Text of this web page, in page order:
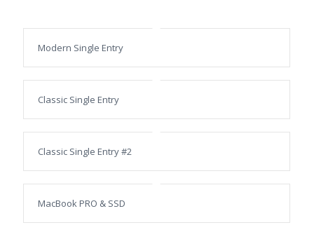
Modern Single Entry
Classic Single Entry
Classic Single Entry #2
MacBook PRO & SSD